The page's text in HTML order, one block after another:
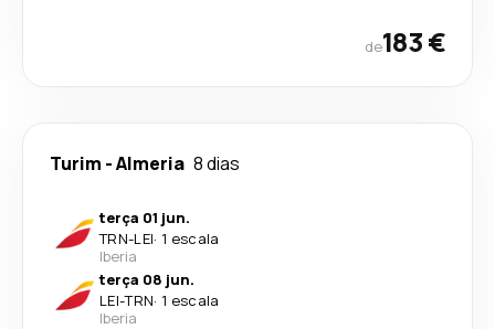
de183 €
Turim -Almeria 8 dias
terça 01 jun.
TRN-LEI· 1 escala
Iberia
terça 08 jun.
LEI-TRN· 1 escala
Iberia